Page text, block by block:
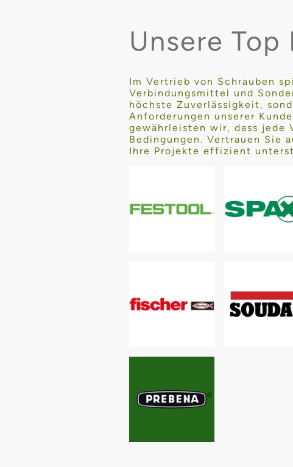
Unsere Top
Im Vertrieb von Schrauben
Verbindungsmittel und
höchste Zuverlässigkeit,
Anforderungen unserer
gewährleisten wir, dass jede
Bedingungen. Vertrauen Sie
Ihre Projekte effizient